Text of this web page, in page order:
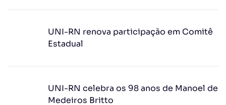
UNI-RN renova participação em Comitê
Estadual
UNI-RN celebra os 98 anos de Manoel de
Medeiros Britto